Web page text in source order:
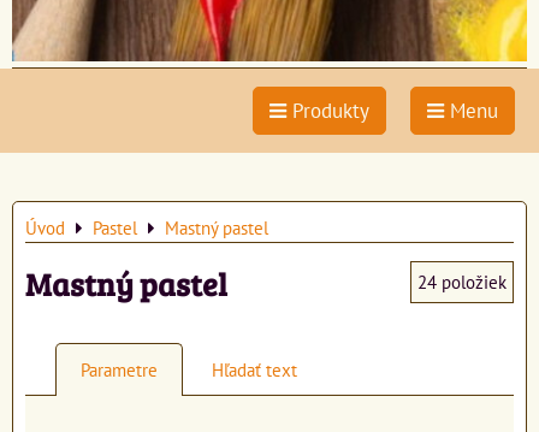
Produkty Menu
Úvod Pastel Mastný pastel
Mastný pastel 24 položiek
Parametre Hľadať text